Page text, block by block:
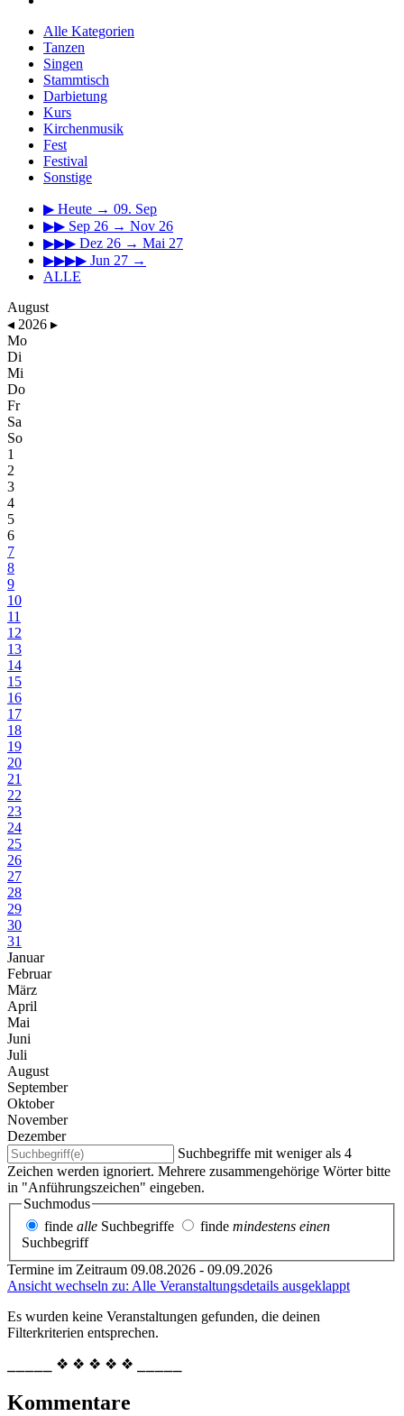
Alle Kategorien
Tanzen
Singen
Stammtisch
Darbietung
Kurs
Kirchenmusik
Fest
Festival
Sonstige
▶ Heute → 09. Sep
▶▶ Sep 26 → Nov 26
▶▶▶ Dez 26 → Mai 27
▶▶▶▶ Jun 27 →
ALLE
August
◂ 2026 ▸
Mo
Di
Mi
Do
Fr
Sa
So
1
2
3
4
5
6
7
8
9
10
11
12
13
14
15
16
17
18
19
20
21
22
23
24
25
26
27
28
29
30
31
Januar
Februar
März
April
Mai
Juni
Juli
August
September
Oktober
November
Dezember
Suchbegriffe mit weniger als 4
Zeichen werden ignoriert. Mehrere zusammengehörige Wörter bitte
in "Anführungszeichen" eingeben.
Suchmodus
finde alle Suchbegriffe finde mindestens einen
Suchbegriff
Termine im Zeitraum 09.08.2026 - 09.09.2026
Ansicht wechseln zu: Alle Veranstaltungsdetails ausgeklappt
Es wurden keine Veranstaltungen gefunden, die deinen
Filterkriterien entsprechen.
⎯⎯⎯⎯⎯ ❖ ❖ ❖ ❖ ❖ ⎯⎯⎯⎯⎯
Kommentare